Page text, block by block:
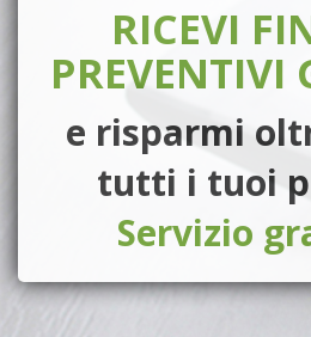
RICEVI
PREVENTIVI
e risparmi
tutti i tuoi
Servizio